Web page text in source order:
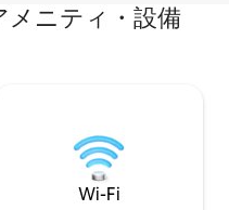
メニティ・設備
Wi-Fi